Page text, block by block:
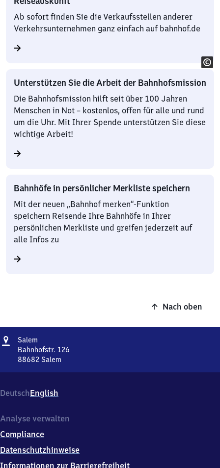
Ab sofort finden Sie die Verkaufsstellen anderer
Verkehrsunternehmen ganz einfach auf bahnhof.de
Unterstützen Sie die Arbeit der Bahnhofsmission
Die Bahnhofsmission hilft seit über 100 Jahren
Menschen in Not – kostenlos, offen für alle und rund
um die Uhr. Mit Ihrer Spende unterstützen Sie diese
wichtige Arbeit!
Bahnhöfe in persönlicher Merkliste speichern
Mit der neuen „Bahnhof merken“-Funktion
speichern Reisende Ihre Bahnhöfe in Ihrer
persönlichen Merkliste und greifen jederzeit auf
alle Infos zu
Nach oben
Adresse
Salem
Bahnhofstr. 126
88682 Salem
126,
8
6
2
Salem
DeutschEnglish
Analyse verwalten
Compliance
Datenschutzhinweise
Informationen zur Barrierefreiheit